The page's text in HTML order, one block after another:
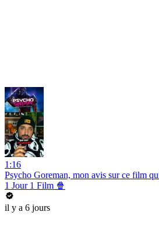
1:16
Psycho Goreman, mon avis sur ce film
1 Jour 1 Film 🍿
il y a 6 jours